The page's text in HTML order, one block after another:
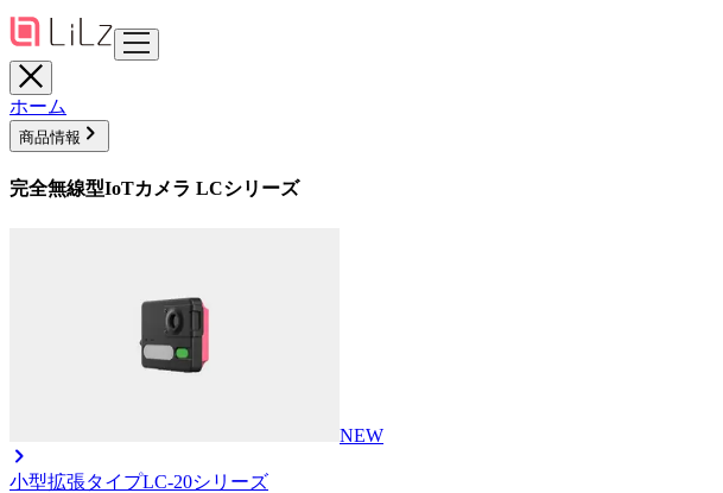
ホーム
商品情報
完全無線型IoTカメラ LCシリーズ
NEW
小型拡張タイプLC-20シリーズ